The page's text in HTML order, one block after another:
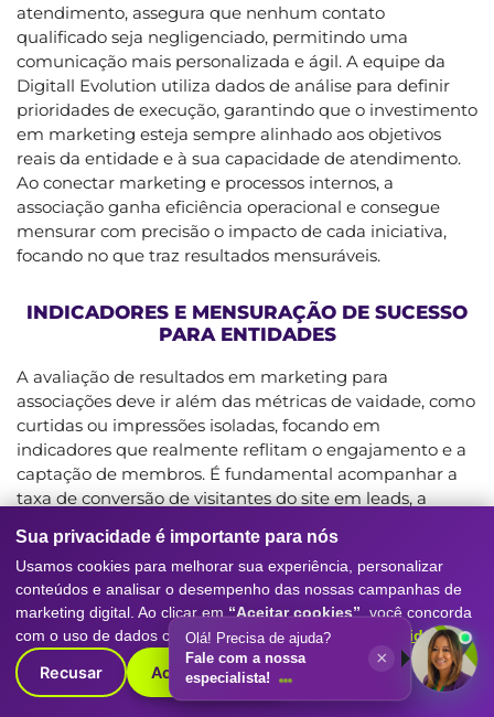
atendimento, assegura que nenhum contato
qualificado seja negligenciado, permitindo uma
comunicação mais personalizada e ágil. A equipe da
Digitall Evolution utiliza dados de análise para definir
prioridades de execução, garantindo que o investimento
em marketing esteja sempre alinhado aos objetivos
reais da entidade e à sua capacidade de atendimento.
Ao conectar marketing e processos internos, a
associação ganha eficiência operacional e consegue
mensurar com precisão o impacto de cada iniciativa,
focando no que traz resultados mensuráveis.
INDICADORES E MENSURAÇÃO DE SUCESSO
PARA ENTIDADES
A avaliação de resultados em marketing para
associações deve ir além das métricas de vaidade, como
curtidas ou impressões isoladas, focando em
indicadores que realmente reflitam o engajamento e a
captação de membros. É fundamental acompanhar a
taxa de conversão de visitantes do site em leads, a
volume de interessados que chegam através de
diferentes fontes de tráfego. Quando trabalhamos com
automação e CRM, conseguimos medir a jornada do
lead desde a primeira interação até a efetiva adesão, o
que permite identificar exatamente quais etapas do
processo de comunicação estão funcionando e quais
precisam de otimização contínua. Essa transparência
Sua privacidade é importante para nós
Usamos cookies para melhorar sua experiência, personalizar
conteúdos e analisar o desempenho das nossas campanhas de
marketing digital. Ao clicar em “Aceitar cookies” , você concorda
com o uso de dados conforme nossaPolítica de Privacidade.
Recusar Aceitar cookies
Olá! Precisa de ajuda?
Fale com a nossa
especialista!
×